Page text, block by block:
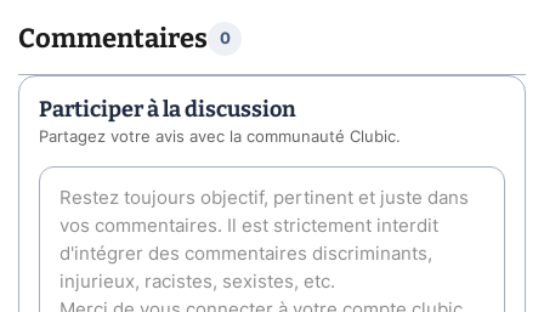
Commentaires 0
Participer à la discussion
Partagez votre avis avec la communauté Clubic.